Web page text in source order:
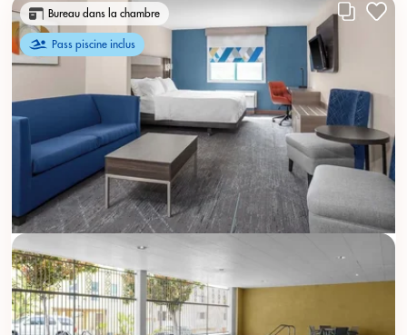
Bureau dans la chambre
Pass piscine inclus